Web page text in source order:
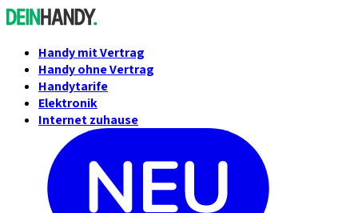
Handy mit Vertrag
Handy ohne Vertrag
Handytarife
Elektronik
Internet zuhause